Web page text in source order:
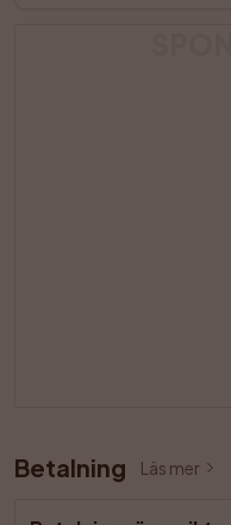
Betalning Läs mer